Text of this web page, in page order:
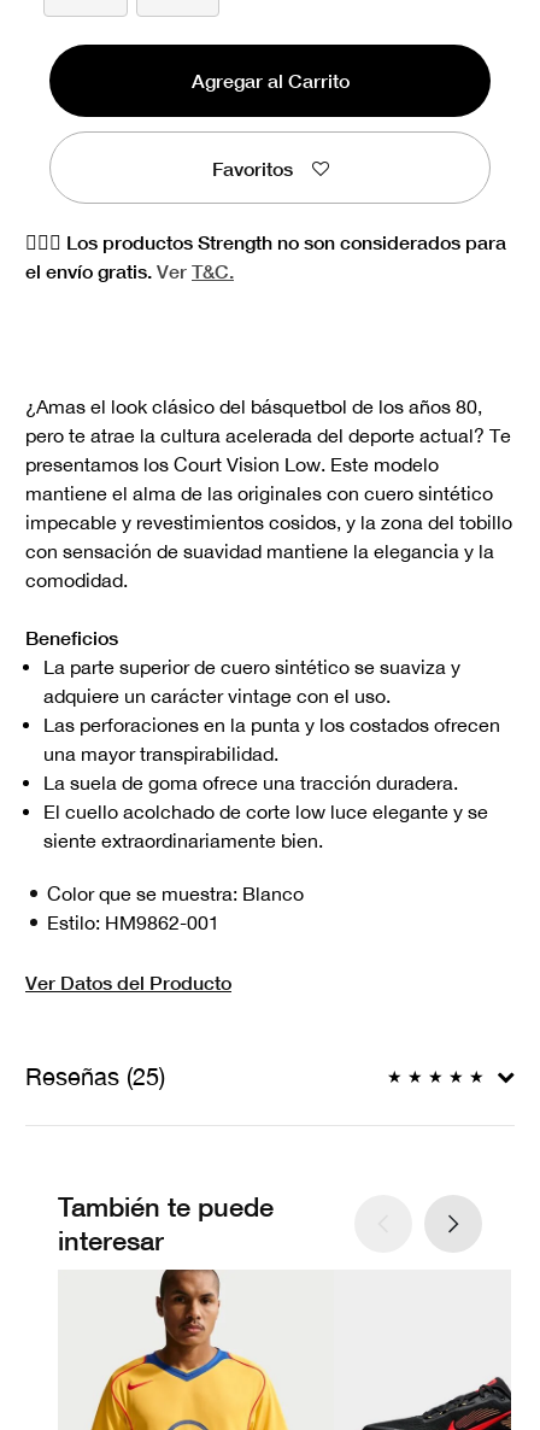
Agregar al Carrito
Favoritos
🏋🏻‍♀️ Los productos Strength no son considerados para
el envío gratis. Ver T&C.
¿Amas el look clásico del básquetbol de los años 80,
pero te atrae la cultura acelerada del deporte actual? Te
presentamos los Court Vision Low. Este modelo
mantiene el alma de las originales con cuero sintético
impecable y revestimientos cosidos, y la zona del tobillo
con sensación de suavidad mantiene la elegancia y la
comodidad.
Beneficios
La parte superior de cuero sintético se suaviza y
adquiere un carácter vintage con el uso.
Las perforaciones en la punta y los costados ofrecen
una mayor transpirabilidad.
La suela de goma ofrece una tracción duradera.
El cuello acolchado de corte low luce elegante y se
siente extraordinariamente bien.
Color que se muestra: Blanco
Estilo: HM9862-001
Ver Datos del Producto
Reseñas (25) ★ ★ ★ ★ ★
También te puede
interesar